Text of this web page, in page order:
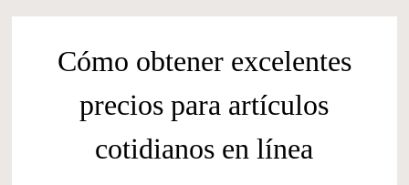
Cómo obtener excelentes
precios para artículos
cotidianos en línea